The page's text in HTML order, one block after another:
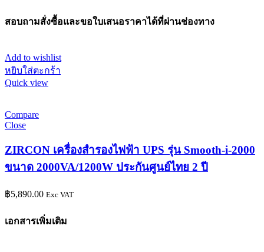
สอบถามสั่งซื้อและขอใบเสนอราคาได้ที่ผ่านช่องทาง
Add to wishlist
หยิบใส่ตะกร้า
Quick view
Compare
Close
ZIRCON เครื่องสำรองไฟฟ้า UPS รุ่น Smooth-i-2000
ขนาด 2000VA/1200W ประกันศูนย์ไทย 2 ปี
฿5,890.00 Exc VAT
เอกสารเพิ่มเติม